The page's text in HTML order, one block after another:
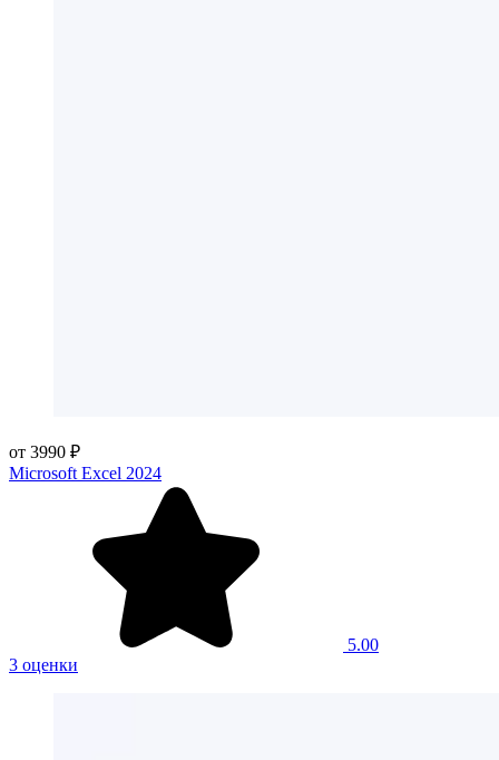
от 3990 ₽
Microsoft Excel 2024
5.00
3 оценки